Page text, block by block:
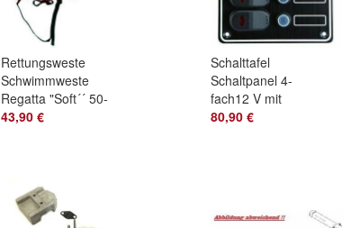
Rettungsweste
Schwimmweste
Regatta "Soft´´ 50-
70kg
43,90 €
Schalttafel
Schaltpanel 4-
fach12 V mit
Voltanzeige 2
80,90 €